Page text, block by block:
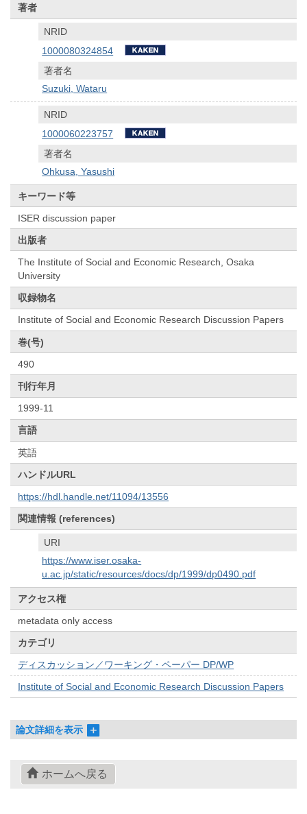
著者
NRID
1000080324854
著者名
Suzuki, Wataru
NRID
1000060223757
著者名
Ohkusa, Yasushi
キーワード等
ISER discussion paper
出版者
The Institute of Social and Economic Research, Osaka
University
収録物名
Institute of Social and Economic Research Discussion Papers
巻(号)
490
刊行年月
1999-11
言語
英語
ハンドルURL
https://hdl.handle.net/11094/13556
関連情報 (references)
URI
https://www.iser.osaka-
u.ac.jp/static/resources/docs/dp/1999/dp0490.pdf
アクセス権
metadata only access
カテゴリ
ディスカッション／ワーキング・ペーパー DP/WP
Institute of Social and Economic Research Discussion Papers
論文詳細を表示
ホームへ戻る